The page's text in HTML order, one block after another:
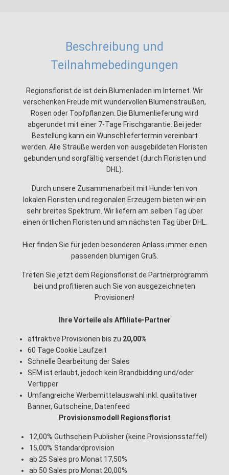
Beschreibung und
Teilnahmebedingungen
Regionsflorist.de ist dein Blumenladen im Internet. Wir
verschenken Freude mit wundervollen Blumensträußen,
Rosen oder Topfpflanzen. Die Blumenlieferung wird
abgerundet mit einer 7-Tage Frischgarantie. Bei jeder
Bestellung kann ein Wunschliefertermin vereinbart
werden. Alle Sträuße werden von ausgebildeten Floristen
gebunden und sorgfältig versendet (durch Floristen und
DHL).
Durch unsere Zusammenarbeit mit Hunderten von
lokalen Floristen und regionalen Erzeugern bieten wir ein
sehr breites Spektrum. Wir liefern am selben Tag über
einen örtlichen Floristen und am nächsten Tag über DHL.
Hier finden Sie für jeden besonderen Anlass immer einen
passenden blumigen Gruß.
Treten Sie jetzt dem Regionsflorist.de Partnerprogramm
bei und profitieren auch Sie von ausgezeichneten
Provisionen!
Ihre Vorteile als Affiliate-Partner
attraktive Provisionen bis zu 20,00%
60 Tage Cookie Laufzeit
Schnelle Bearbeitung der Sales
SEM ist erlaubt, jedoch kein Brandbidding und/oder
Vertipper
Umfangreiche Werbemittelauswahl inkl. qualitativer
Banner, Gutscheine, Datenfeed
Provisionsmodell Regionsflorist
12,00% Guthschein Publisher (keine Provisionsstaffel)
15,00% Standardprovision
ab 25 Sales pro Monat 17,50%
ab 50 Sales pro Monat 20,00%